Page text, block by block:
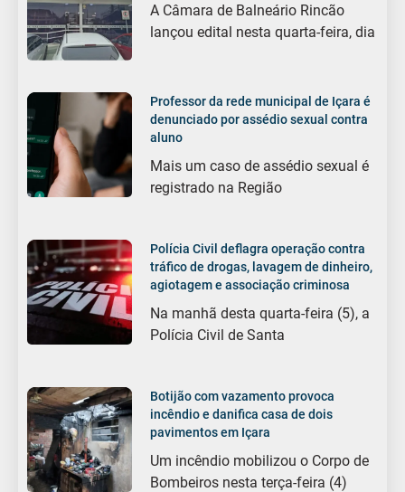
A Câmara de Balneário Rincão
lançou edital nesta quarta-feira, dia
Professor da rede municipal de Içara é
denunciado por assédio sexual contra
aluno
Mais um caso de assédio sexual é
registrado na Região
Polícia Civil deflagra operação contra
tráfico de drogas, lavagem de dinheiro,
agiotagem e associação criminosa
Na manhã desta quarta-feira (5), a
Polícia Civil de Santa
Botijão com vazamento provoca
incêndio e danifica casa de dois
pavimentos em Içara
Um incêndio mobilizou o Corpo de
Bombeiros nesta terça-feira (4)